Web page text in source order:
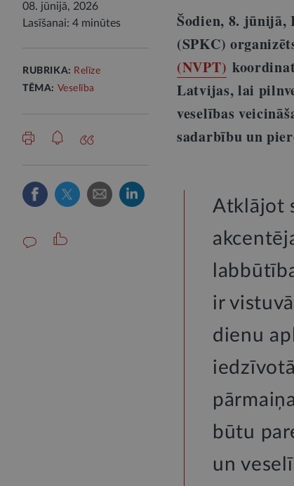
08. jūnijā, 2026
Lasīšanai: 4 minūtes
RUBRIKA: Relīze
TĒMA: Veselība
Šodien, 8. jūnijā,
(SPKC)
(NVPT)
Latvijas, lai
veselības
sadarbību un
Atklājot
ir
dienu
būtu
un